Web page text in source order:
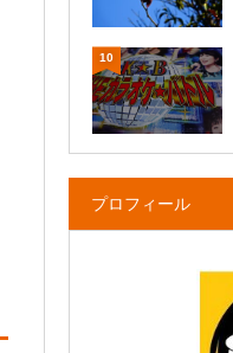
10
プロフィール